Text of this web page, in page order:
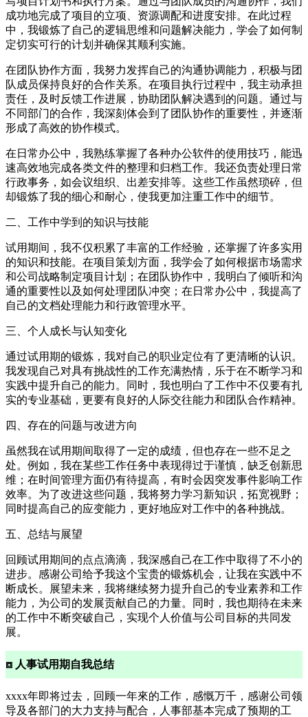
成功地完成了项目的立项、资源调配和进度安排。在此过程
中，我锻炼了自己的逻辑思维和问题解决能力，学会了如何制
定切实可行的计划并确保其顺利实施。
在团队协作方面，我努力发挥自己的沟通协调能力，积极与团
队成员保持良好的合作关系。在项目执行过程中，我主动承担
责任，及时反馈工作进展，协助团队解决遇到的问题。通过与
不同部门的合作，我深刻体会到了团队协作的重要性，并逐渐
形成了高效的协作模式。
在日常办公中，我熟练掌握了各种办公软件的使用技巧，能迅
速高效地完成各类文件的整理和归档工作。我还负责处理日常
行政事务，如会议组织、出差安排等。这些工作虽然琐碎，但
却锻炼了我的细心和耐心，使我更加注重工作中的细节。
二、工作中学到的知识与技能
试用期间，我不仅积累了丰富的工作经验，还掌握了许多实用
的知识和技能。在项目策划方面，我学会了如何根据市场需求
和公司战略制定项目计划；在团队协作中，我明白了倾听和沟
通的重要性以及如何处理团队冲突；在日常办公中，我提高了
自己的文档处理能力和行政管理水平。
三、个人成长与认知变化
通过试用期的锻炼，我对自己的职业定位有了更清晰的认识。
我发现自己对具有挑战性的工作充满热情，乐于在不断学习和
实践中提升自己的能力。同时，我也明白了工作中不仅要有扎
实的专业基础，更要有良好的人际交往能力和团队合作精神。
四、存在的问题与改进方向
虽然我在试用期间取得了一定的成绩，但也存在一些不足之
处。例如，我在某些工作任务中表现得过于谨慎，缺乏创新思
维；在时间管理方面仍有待提高，有时会因突发事件影响工作
效率。为了改进这些问题，我将努力学习新知识，拓宽视野；
同时提高自己的应变能力，更好地应对工作中的各种挑战。
五、总结与展望
回顾试用期间的点点滴滴，我深感自己在工作中取得了不小的
进步。感谢公司给予我这个宝贵的锻炼机会，让我在实践中不
断成长。展望未来，我将继续努力提升自己的专业素养和工作
能力，为公司的发展贡献自己的力量。同时，我也期待在未来
的工作中不断突破自己，实现个人价值与公司目标的共同发
展。
⧈ 人事试用期自我总结
xxxx年即将过去，回顾一年來的工作，感慨万千，感谢公司领
导及各部门的大力支持与配合，人事部基本完成了预期的工